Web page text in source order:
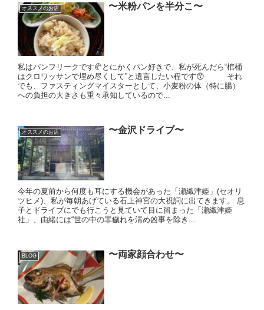
オススメのお店 〜米粉パンを半分こ〜
私はパンフリークです🥐とにかくパン好きで、私が死んだら“棺桶
はクロワッサンで埋め尽くして”と遺言したい程です😙 それ
でも、ファスティングマイスターとして、小麦粉の体（特に腸）
への負担の大きさも重々承知しているので...
オススメのお店 〜金沢ドライブ〜
今年の夏前から何度も耳にする機会があった「瀬織津姫」(セオリ
ツヒメ)、私が毎朝あげている石上神宮の大祝詞に出てきます。 息
子とドライブにでも行こうと見ていて目に留まった「瀬織津姫
社」、由緒には“世の中の罪穢れを清め凶事を除き...
BLOG 〜両家顔合わせ〜